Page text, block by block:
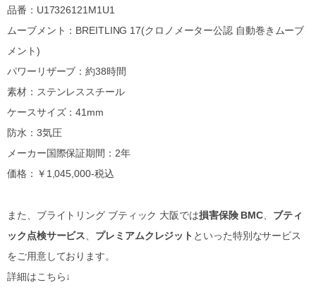
品番：U17326121M1U1
ムーブメント：BREITLING 17(クロノメーター公認 自動巻きムーブ
メント)
パワーリザーブ：約38時間
素材：ステンレススチール
ケースサイズ：41mm
防水：3気圧
メーカー国際保証期間：2年
価格：￥1,045,000-税込
また、ブライトリング ブティック 大阪では損害保険 BMC、 ブティ
ック点検サービス、 プレミアムクレジット といった特別なサービス
をご用意しております。
詳細はこちら↓